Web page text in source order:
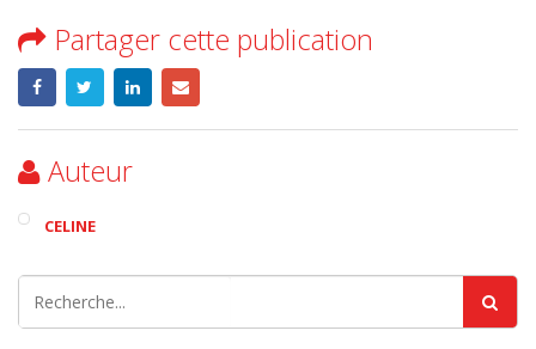
Partager cette publication
Auteur
CELINE